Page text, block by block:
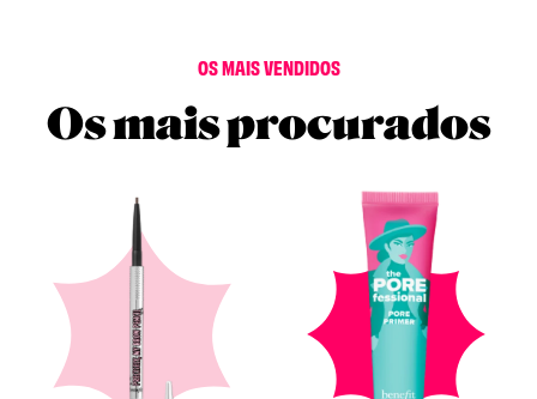
OS MAIS VENDIDOS
Os mais procurados